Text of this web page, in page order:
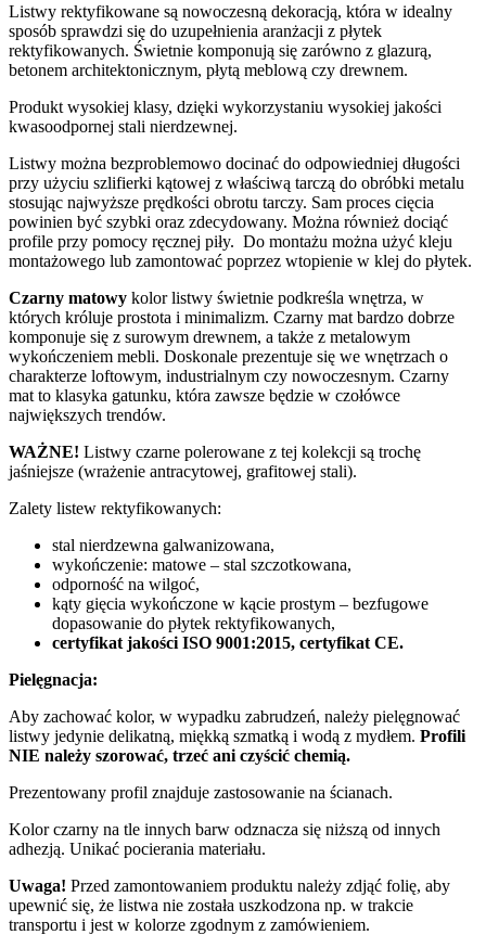
Listwy rektyfikowane są nowoczesną dekoracją, która w idealny
sposób sprawdzi się do uzupełnienia aranżacji z płytek
rektyfikowanych. Świetnie komponują się zarówno z glazurą,
betonem architektonicznym, płytą meblową czy drewnem.
Produkt wysokiej klasy, dzięki wykorzystaniu wysokiej jakości
kwasoodpornej stali nierdzewnej.
Listwy można bezproblemowo docinać do odpowiedniej długości
przy użyciu szlifierki kątowej z właściwą tarczą do obróbki metalu
stosując najwyższe prędkości obrotu tarczy. Sam proces cięcia
powinien być szybki oraz zdecydowany. Można również dociąć
profile przy pomocy ręcznej piły. Do montażu można użyć kleju
montażowego lub zamontować poprzez wtopienie w klej do płytek.
Czarny matowy kolor listwy świetnie podkreśla wnętrza, w
których króluje prostota i minimalizm. Czarny mat bardzo dobrze
komponuje się z surowym drewnem, a także z metalowym
wykończeniem mebli. Doskonale prezentuje się we wnętrzach o
charakterze loftowym, industrialnym czy nowoczesnym. Czarny
mat to klasyka gatunku, która zawsze będzie w czołówce
największych trendów.
WAŻNE! Listwy czarne polerowane z tej kolekcji są trochę
jaśniejsze (wrażenie antracytowej, grafitowej stali).
Zalety listew rektyfikowanych:
stal nierdzewna galwanizowana,
wykończenie: matowe – stal szczotkowana,
odporność na wilgoć,
kąty gięcia wykończone w kącie prostym – bezfugowe
dopasowanie do płytek rektyfikowanych,
certyfikat jakości ISO 9001:2015, certyfikat CE.
Pielęgnacja:
Aby zachować kolor, w wypadku zabrudzeń, należy pielęgnować
listwy jedynie delikatną, miękką szmatką i wodą z mydłem. Profili
NIE należy szorować, trzeć ani czyścić chemią.
Prezentowany profil znajduje zastosowanie na ścianach.
Kolor czarny na tle innych barw odznacza się niższą od innych
adhezją. Unikać pocierania materiału.
Uwaga! Przed zamontowaniem produktu należy zdjąć folię, aby
upewnić się, że listwa nie została uszkodzona np. w trakcie
transportu i jest w kolorze zgodnym z zamówieniem.